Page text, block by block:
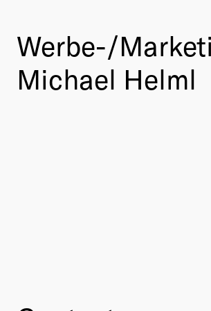
Werbe-/
Michael Helml